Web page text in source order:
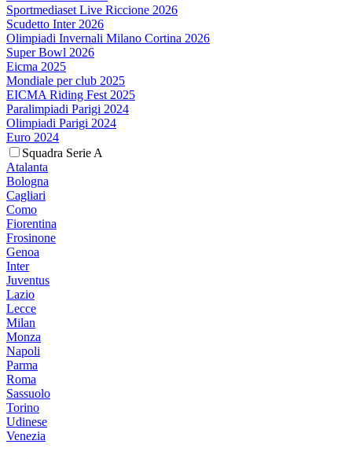
Sportmediaset Live Riccione 2026
Scudetto Inter 2026
Olimpiadi Invernali Milano Cortina 2026
Super Bowl 2026
Eicma 2025
Mondiale per club 2025
EICMA Riding Fest 2025
Paralimpiadi Parigi 2024
Olimpiadi Parigi 2024
Euro 2024
Squadra Serie A
Atalanta
Bologna
Cagliari
Como
Fiorentina
Frosinone
Genoa
Inter
Juventus
Lazio
Lecce
Milan
Monza
Napoli
Parma
Roma
Sassuolo
Torino
Udinese
Venezia